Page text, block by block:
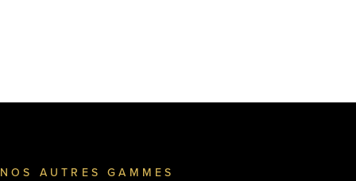
NOS AUTRES GAMMES